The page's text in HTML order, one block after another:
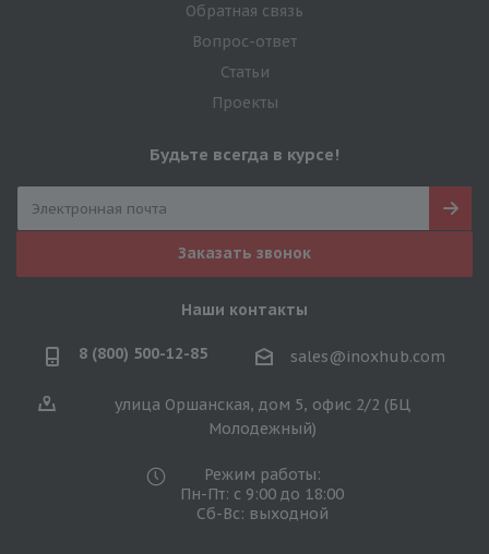
Обратная связь
Вопрос-ответ
Статьи
Проекты
Будьте всегда в курсе!
Заказать звонок
Наши контакты
8 (800) 500-12-85 sales@inoxhub.com
улица Оршанская, дом 5, офис 2/2 (БЦ
Молодежный)
Режим работы:
Пн-Пт: с 9:00 до 18:00
Сб-Вс: выходной